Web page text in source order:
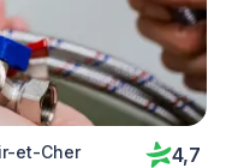
et-Cher 4,7